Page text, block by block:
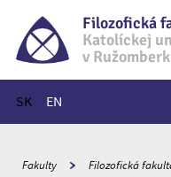
Filozofická
Katolíckej
v
SK EN
Hlavné menu
Fakulty Filozofická